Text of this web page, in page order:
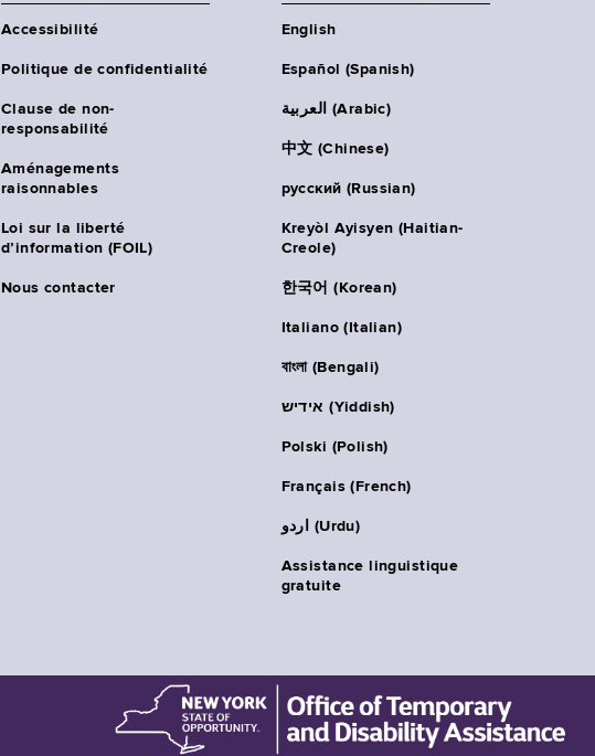
Accessibilité
Politique de confidentialité
Clause de non-
responsabilité
Aménagements
raisonnables
Loi sur la liberté
d’information (FOIL)
Nous contacter
English
Español (Spanish)
العربية (Arabic)
中文 (Chinese)
русский (Russian)
Kreyòl Ayisyen (Haitian-
Creole)
한국어 (Korean)
Italiano (Italian)
বাংলা (Bengali)
אידיש (Yiddish)
Polski (Polish)
Français (French)
اردو (Urdu)
Assistance linguistique
gratuite